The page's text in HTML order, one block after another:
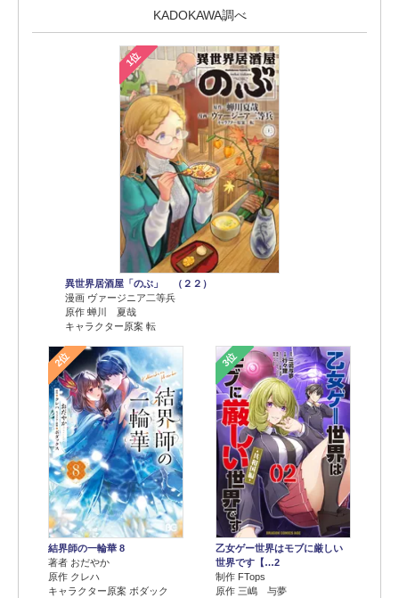
KADOKAWA調べ
1位
異世界居酒屋「のぶ」 （２２）
漫画 ヴァージニア二等兵
原作 蝉川 夏哉
キャラクター原案 転
2位
結界師の一輪華 8
著者 おだやか
原作 クレハ
キャラクター原案 ボダック
3位
乙女ゲー世界はモブに厳しい
世界です【…2
制作 FTops
原作 三嶋 与夢